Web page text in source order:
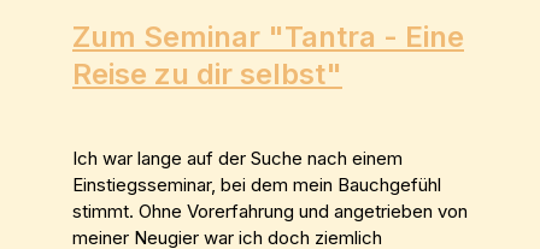
Zum Seminar "Tantra - Eine
Reise zu dir selbst"
Ich war lange auf der Suche nach einem
Einstiegsseminar, bei dem mein Bauchgefühl
stimmt. Ohne Vorerfahrung und angetrieben von
meiner Neugier war ich doch ziemlich